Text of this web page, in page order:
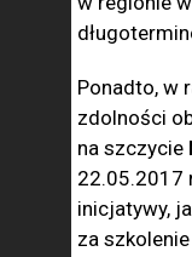
Ponadto, w
zdolności
na szczycie
22.05.2017
inicjatywy,
za